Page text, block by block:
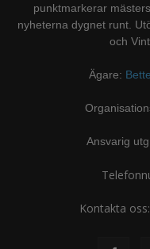
punktmarkerar
nyheterna dygnet runt.
och
Ägare:
Ansvarig
Kontakta oss: